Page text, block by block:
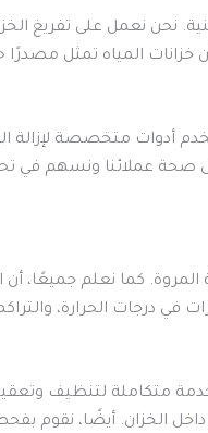
نحن نعمل على تفريغ
المياه تمثل مصدرًا
أدوات متخصصة لإزالة
صحة عملائنا ونسهم في
كما نعلم جميعًا،
درجات الحرارة،
متكاملة لتنظيف
الخزان. أيضًا، نقوم